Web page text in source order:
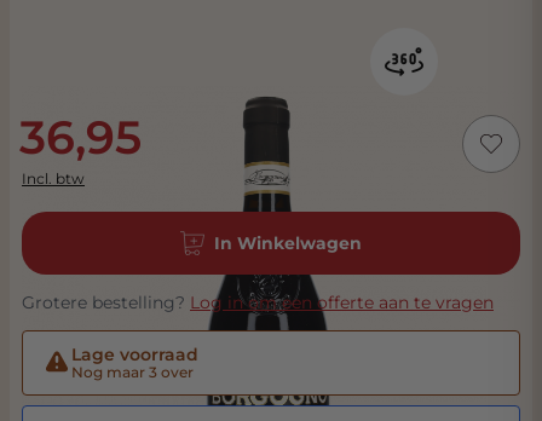
36,95
Incl. btw
In Winkelwagen
Grotere bestelling? Log in om een offerte aan te vragen
Lage voorraad
Nog maar 3 over